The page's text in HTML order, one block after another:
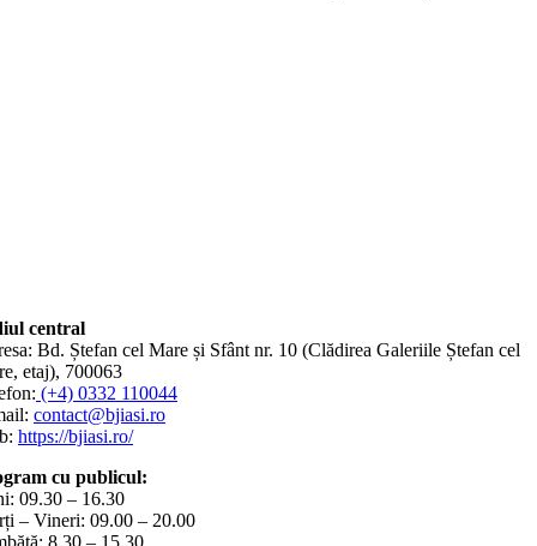
central
Bd. Ștefan cel Mare și Sfânt nr. 10 (Clădirea Galeriile Ștefan cel
etaj), 700063
(+4) 0332 110044
contact@bjiasi.ro
https://bjiasi.ro/
cu publicul:
09.30 – 16.30
– Vineri: 09.00 – 20.00
8.30 – 15.30